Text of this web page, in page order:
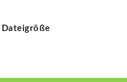
Dateigröße